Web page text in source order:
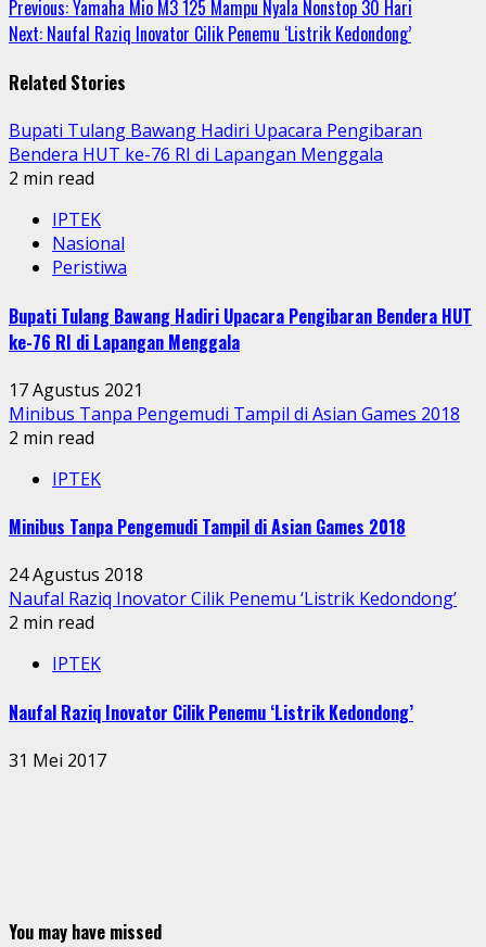
Continue
Reading
Previous:Yamaha Mio M3 125 Mampu Nyala Nonstop 30 Hari
Next: Naufal Raziq Inovator Cilik Penemu ‘Listrik Kedondong’
Related Stories
Bupati Tulang Bawang Hadiri Upacara Pengibaran
Bendera HUT ke-76 RI di Lapangan Menggala
2 min read
IPTEK
Nasional
Peristiwa
Bupati Tulang Bawang Hadiri Upacara Pengibaran Bendera HUT
ke-76 RI di Lapangan Menggala
17 Agustus 2021
Minibus Tanpa Pengemudi Tampil di Asian Games 2018
2 min read
IPTEK
Minibus Tanpa Pengemudi Tampil di Asian Games 2018
24 Agustus 2018
Naufal Raziq Inovator Cilik Penemu ‘Listrik Kedondong’
2 min read
IPTEK
Naufal Raziq Inovator Cilik Penemu ‘Listrik Kedondong’
31 Mei 2017
You may have missed